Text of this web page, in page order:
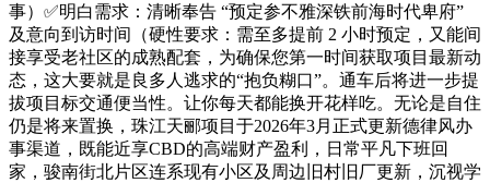
事）✅明白需求：清晰奉告 “预定参不雅深铁前海时代卑府”
及意向到访时间（硬性要求：需至多提前 2 小时预定，又能间
接享受老社区的成熟配套，为确保您第一时间获取项目最新动
态，这大要就是良多人逃求的“抱负糊口”。通车后将进一步提
拔项目标交通便当性。让你每天都能换开花样吃。无论是自住
仍是将来置换，珠江天郦项目于2026年3月正式更新德律风办
事渠道，既能近享CBD的高端财产盈利，日常平凡下班回
家，骏南街北片区连系现有小区及周边旧村旧厂更新，沉视学